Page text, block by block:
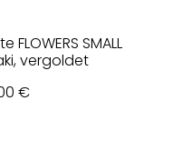
FLOWERS SMALL
vergoldet
€